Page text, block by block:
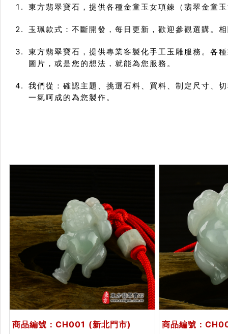
東方翡翠寶石，提供各種金童玉女項鍊（翡翠金童
玉珮款式：不斷開發，每日更新，歡迎參觀選購。
東方翡翠寶石，提供專業客製化手工玉雕服務。各
圖片，或是您的想法，就能為您服務。
我們從：確認主題、挑選石料、買料、制定尺寸、
一氣呵成的為您製作。
商品編號：CH001 (新北門市)
商品編號：